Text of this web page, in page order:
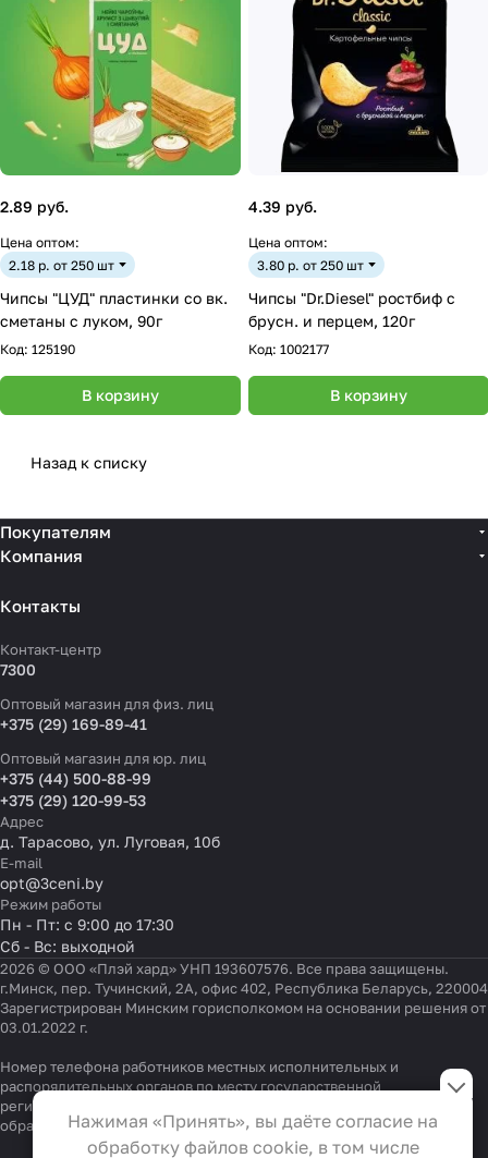
2.89 руб.
Цена оптом:
2.18 р. от 250 шт
Чипсы "ЦУД" пластинки со вк.
сметаны с луком, 90г
Код: 125190
В корзину
4.39 руб.
Цена оптом:
3.80 р. от 250 шт
Чипсы "Dr.Diesel" ростбиф с
брусн. и перцем, 120г
Код: 1002177
В корзину
Назад к списку
Покупателям
Компания
Контакты
Контакт-центр
7300
Оптовый магазин для физ. лиц
+375 (29) 169-89-41
Оптовый магазин для юр. лиц
+375 (44) 500-88-99
+375 (29) 120-99-53
Адрес
д. Тарасово, ул. Луговая, 10б
E-mail
opt@3ceni.by
Режим работы
Пн - Пт: с 9:00 до 17:30
Сб - Вс: выходной
2026 © ООО «Плэй хард» УНП 193607576. Все права защищены.
г.Минск, пер. Тучинский, 2А, офис 402, Республика Беларусь, 220004
Зарегистрирован Минским горисполкомом на основании решения от
03.01.2022 г.
Номер телефона работников местных исполнительных и
распорядительных органов по месту государственной
регистрации ООО «Плэй хард», уполномоченных рассматривать
обращения покупателей:+375 17 323-41-58,+375 17 370-30-64
Настройки файлов cookie
Функциональные
Эти файлы необходимы для
Нажимая «Принять», вы даёте согласие на
обработку файлов cookie, в том числе